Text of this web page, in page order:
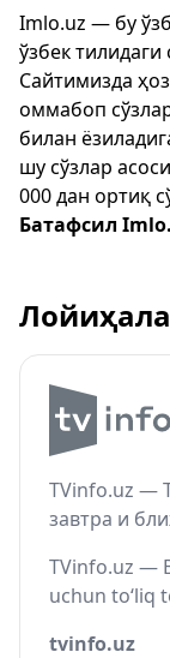
Imlo.uz — бу
ўзбек тилидаги
Сайтимизда
оммабоп
билан
шу сўзлар
000 дан ортиқ
Батафсил
TVinfo.uz —
завтра и
TVinfo.uz —
uchun to‘liq
tvinfo.uz